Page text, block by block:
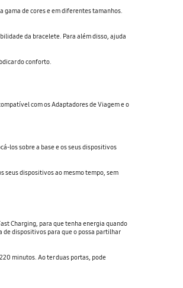
gama de cores e em diferentes tamanhos.
da bracelete. Para além disso, ajuda
do conforto.
com os Adaptadores de Viagem e o
los sobre a base e os seus dispositivos
seus dispositivos ao mesmo tempo, sem
Charging, para que tenha energia quando
de dispositivos para que o possa partilhar
minutos. Ao ter duas portas, pode